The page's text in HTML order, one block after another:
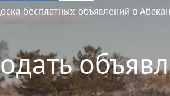
бесплатных объявлений в